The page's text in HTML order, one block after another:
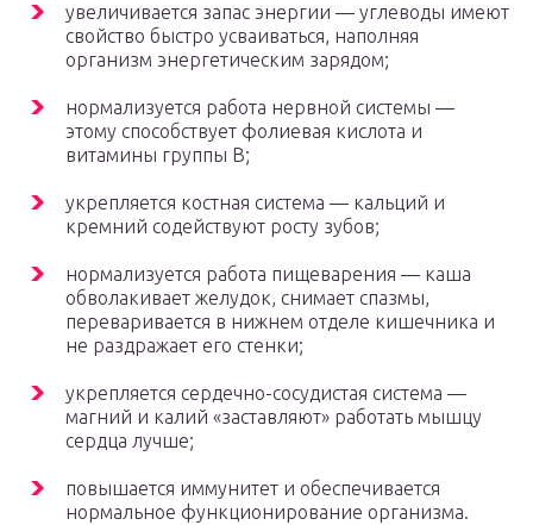
увеличивается запас энергии — углеводы имеют
свойство быстро усваиваться, наполняя
организм энергетическим зарядом;
нормализуется работа нервной системы —
этому способствует фолиевая кислота и
витамины группы В;
укрепляется костная система — кальций и
кремний содействуют росту зубов;
нормализуется работа пищеварения — каша
обволакивает желудок, снимает спазмы,
переваривается в нижнем отделе кишечника и
не раздражает его стенки;
укрепляется сердечно-сосудистая система —
магний и калий «заставляют» работать мышцу
сердца лучше;
повышается иммунитет и обеспечивается
нормальное функционирование организма.